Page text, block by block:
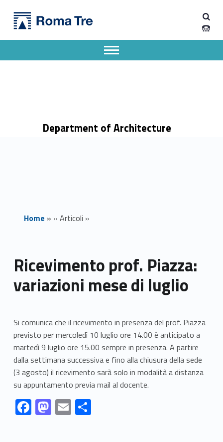
Ricevimento prof. Piazza: variazioni mese di luglio - Dipartimento di Architettura
Department of Architecture
Apri il menu secondario
Header info sidebar
Home » » Articoli »
Ricevimento prof. Piazza:
variazioni mese di luglio
Si comunica che il ricevimento in presenza del prof. Piazza
previsto per mercoledì 10 luglio ore 14.00 è anticipato a
martedì 9 luglio ore 15.00 sempre in presenza. A partire
dalla settimana successiva e fino alla chiusura della sede
(3 agosto) il ricevimento sarà solo in modalità a distanza
su appuntamento previa mail al docente.
Link identifier #identifier__136289-1
F
ac
Link identifier #identifier__97905-2 M
as
Link identifier #identifier__56558-3 E
m
Link identifier #identifier__33894-4 S